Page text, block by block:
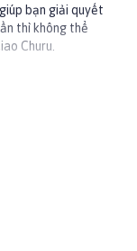
bạn giải quyết
thì không thể
Churu.
sử dụng.
Cá Hồi, Phi lê
quản.